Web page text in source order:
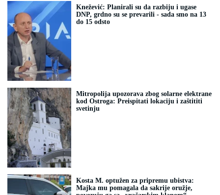
Knežević: Planirali su da razbiju i ugase
DNP, grdno su se prevarili - sada smo na 13
do 15 odsto
Mitropolija upozorava zbog solarne elektrane
kod Ostroga: Preispitati lokaciju i zaštititi
svetinju
Kosta M. optužen za pripremu ubistva:
Majka mu pomagala da sakrije oružje,